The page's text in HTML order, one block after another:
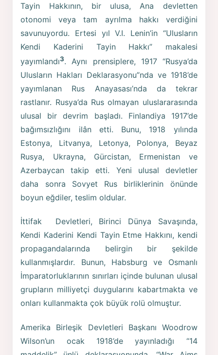
Tayin Hakkının, bir ulusa, Ana devletten
otonomi veya tam ayrılma hakkı verdiğini
savunuyordu. Ertesi yıl V.I. Lenin’in “Ulusların
Kendi Kaderini Tayin Hakkı” makalesi
yayımlandı3. Aynı prensiplere, 1917 “Rusya’da
Ulusların Hakları Deklarasyonu”nda ve 1918’de
yayımlanan Rus Anayasası’nda da tekrar
rastlanır. Rusya’da Rus olmayan uluslararasında
ulusal bir devrim başladı. Finlandiya 1917’de
bağımsızlığını ilân etti. Bunu, 1918 yılında
Estonya, Litvanya, Letonya, Polonya, Beyaz
Rusya, Ukrayna, Gürcistan, Ermenistan ve
Azerbaycan takip etti. Yeni ulusal devletler
daha sonra Sovyet Rus birliklerinin önünde
boyun eğdiler, teslim oldular.
İttifak Devletleri, Birinci Dünya Savaşında,
Kendi Kaderini Kendi Tayin Etme Hakkını, kendi
propagandalarında belirgin bir şekilde
kullanmışlardır. Bunun, Habsburg ve Osmanlı
İmparatorluklarının sınırları içinde bulunan ulusal
grupların milliyetçi duygularını kabartmakta ve
onları kullanmakta çok büyük rolü olmuştur.
Amerika Birleşik Devletleri Başkanı Woodrow
Wilson’un ocak 1918’de yayınladığı “14